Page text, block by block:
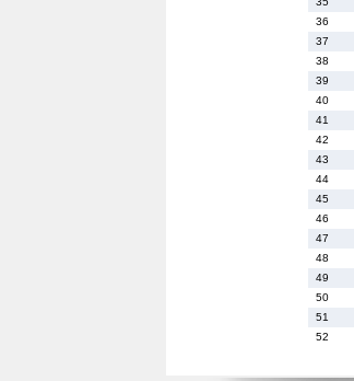
36
37
38
39
40
41
42
43
44
45
46
47
48
49
50
51
52